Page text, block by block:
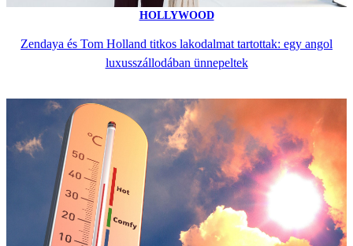
HOLLYWOOD
Zendaya és Tom Holland titkos lakodalmat tartottak: egy angol
luxusszállodában ünnepeltek